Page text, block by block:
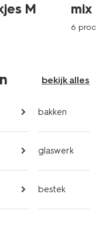
M mix
6
bekijk alles
bakken
glaswerk
bestek